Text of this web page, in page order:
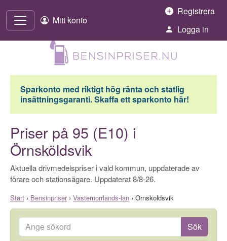
Mitt konto
Registrera
Logga in
Sparkonto med riktigt hög ränta och statlig
insättningsgaranti. Skaffa ett sparkonto här!
Priser på 95 (E10) i
Örnsköldsvik
Aktuella drivmedelspriser i vald kommun, uppdaterade av
förare och stationsägare. Uppdaterat 8/8-26.
Start › Bensinpriser› Vasternorrlands-lan › Ornskoldsvik
Ange sökord Sök